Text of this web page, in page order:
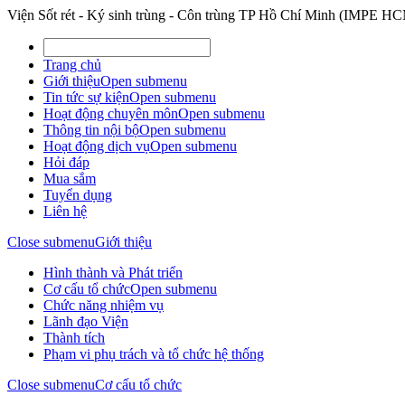
Viện Sốt rét - Ký sinh trùng - Côn trùng TP Hồ Chí Minh (IMPE
Trang chủ
Giới thiệuOpen submenu
Tin tức sự kiệnOpen submenu
Hoạt động chuyên mônOpen submenu
Thông tin nội bộOpen submenu
Hoạt động dịch vụOpen submenu
Hỏi đáp
Mua sắm
Tuyển dụng
Liên hệ
Close submenuGiới thiệu
Hình thành và Phát triển
Cơ cấu tổ chứcOpen submenu
Chức năng nhiệm vụ
Lãnh đạo Viện
Thành tích
Phạm vi phụ trách và tổ chức hệ thống
Close submenuCơ cấu tổ chức